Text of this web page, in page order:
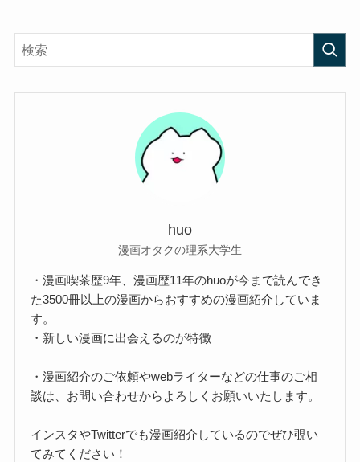
huo
漫画オタクの理系大学生
・漫画喫茶歴9年、漫画歴11年のhuoが今まで読んでき
た3500冊以上の漫画からおすすめの漫画紹介していま
す。
・新しい漫画に出会えるのが特徴
・漫画紹介のご依頼やwebライターなどの仕事のご相
談は、お問い合わせからよろしくお願いいたします。
インスタやTwitterでも漫画紹介しているのでぜひ覗い
てみてください！